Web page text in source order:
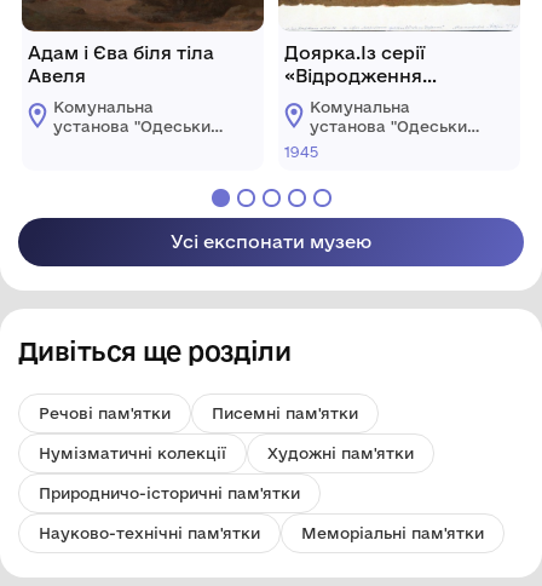
Адам і Єва біля тіла
Авеля
Комунальна
установа "Одеський
Доярка.Із серії
«Відродження
скотарства в Україні»
Комунальна
установа "Одеський
національний
1945
Усі експонати музею
Дивіться ще розділи
Речові пам'ятки Писемні пам'ятки
Нумізматичні колекції Художні пам'ятки
Природничо-історичні пам'ятки
Науково-технічні пам'ятки Меморіальні пам'ятки